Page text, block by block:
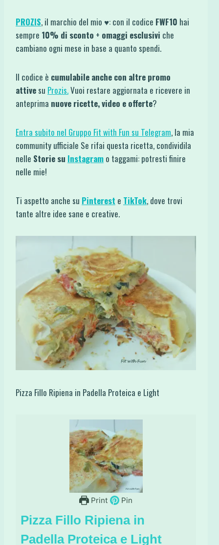
PROZIS, il marchio del mio ♥: con il codice FWF10 hai
sempre 10% di sconto + omaggi esclusivi che
cambiano ogni mese in base a quanto spendi.
Il codice è cumulabile anche con altre promo
attive su Prozis.Vuoi restare aggiornata e ricevere in
anteprima nuove ricette, video e offerte?
Entra subito nel Gruppo Fit with Fun su Telegram, la mia
community ufficiale Se rifai questa ricetta, condividila
nelle Storie su Instagram o taggami: potresti finire
nelle mie!
Ti aspetto anche su Pinterest e TikTok, dove trovi
tante altre idee sane e creative.
Pizza Fillo Ripiena in Padella Proteica e Light
Print Pin
Pizza Fillo Ripiena in
Padella Proteica e Light